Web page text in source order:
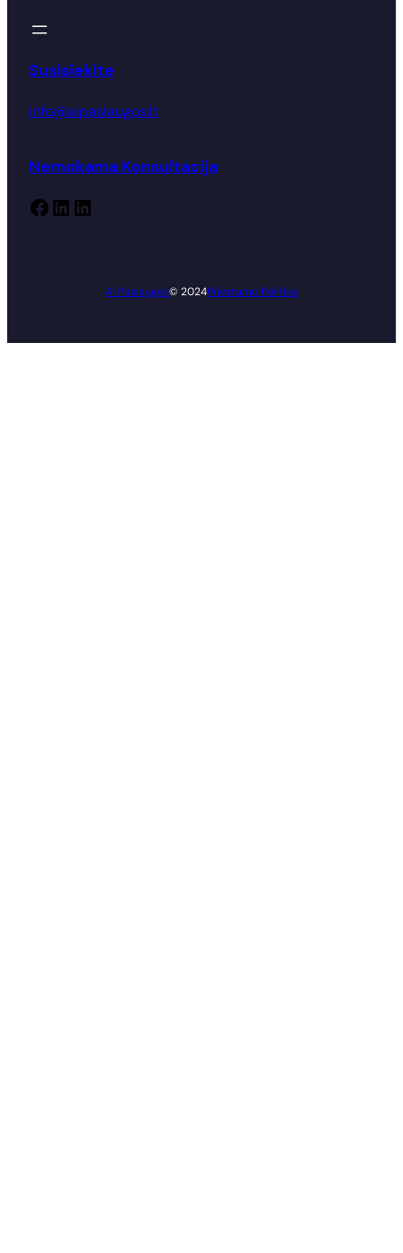
Susisiekite
info@aipaslaugos.lt
Nemokama Konsultacija
Facebook LinkedIn LinkedIn
AI Paslaugos© 2024Privatumo Politika